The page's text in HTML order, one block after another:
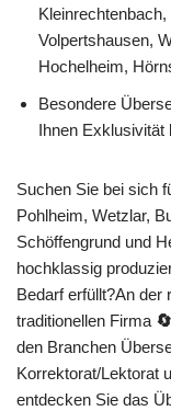
Volpertshausen,
Hochelheim,
Besondere
Ihnen Exklusivität
Suchen Sie bei sich
Pohlheim, Wetzlar,
Schöffengrund und
hochklassig
Bedarf erfüllt?An der
traditionellen Firma
den Branchen
Korrektorat/Lektorat
entdecken Sie das